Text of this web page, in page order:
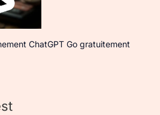
ChatGPT Go gratuitement